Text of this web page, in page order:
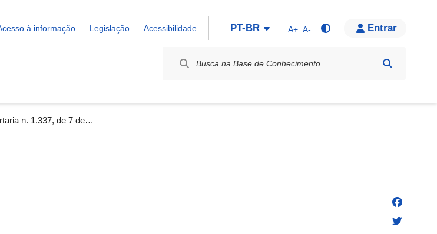
à informação Legislação Acessibilidade PT-BR A+ A- Entrar
Portaria n. 1.337, de 7 de junho de 2021